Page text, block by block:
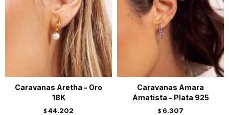
Caravanas Aretha - Oro
18K
$ 44.202
Caravanas Amara
Amatista - Plata 925
$ 6.307